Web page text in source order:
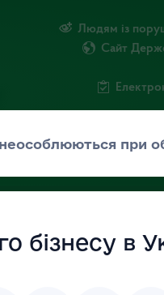
Людям із
Сайт